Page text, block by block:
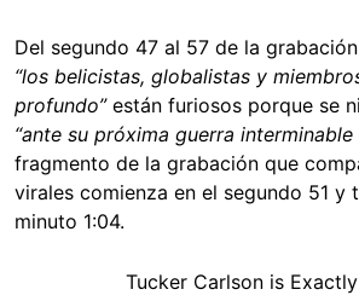
Del segundo 47 al 57 de la
“los belicistas, globalistas y
profundo” están furiosos porque se
“ante su próxima guerra interminable
fragmento de la grabación que
virales comienza en el segundo 51 y
minuto 1:04.
Tucker Carlson is